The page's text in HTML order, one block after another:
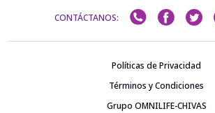
CONTÁCTANOS:
Políticas de Privacidad
Términos y Condiciones
Grupo OMNILIFE-CHIVAS